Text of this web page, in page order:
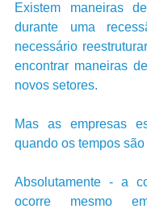
Existem maneiras
durante uma
necessário
encontrar maneiras
novos setores.
Mas as empresas
quando os tempos
Absolutamente - a
ocorre mesmo